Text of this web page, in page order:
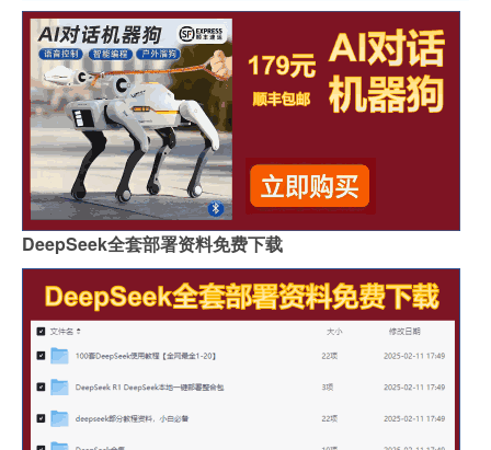
DeepSeek全套部署资料免费下载